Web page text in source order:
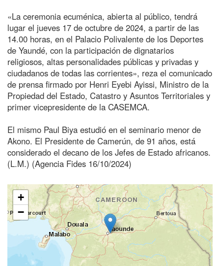
«La ceremonia ecuménica, abierta al público, tendrá
lugar el jueves 17 de octubre de 2024, a partir de las
14.00 horas, en el Palacio Polivalente de los Deportes
de Yaundé, con la participación de dignatarios
religiosos, altas personalidades públicas y privadas y
ciudadanos de todas las corrientes», reza el comunicado
de prensa firmado por Henri Eyebi Ayissi, Ministro de la
Propiedad del Estado, Catastro y Asuntos Territoriales y
primer vicepresidente de la CASEMCA.
El mismo Paul Biya estudió en el seminario menor de
Akono. El Presidente de Camerún, de 91 años, está
considerado el decano de los Jefes de Estado africanos.
(L.M.) (Agencia Fides 16/10/2024)
+
−